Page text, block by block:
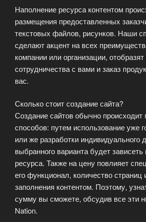
Наполнение ресурса контентом
размещения предоставленных
текстовых файлов, рисунков. Наши
сделают акцент на всех
компании или организации,
сотрудничества с вами и заказ
вас.
Сколько стоит создание сайта?
Создание сайтов обычно происходит
способов: путем использование уже
или же разработки индивидуального
выбранного варианта будет зависеть
ресурса. Также на цену повлияет
его функционал, количество страниц
заполнения контентом. Поэтому,
сумму вы сможете, обсудив все эти
Nation.